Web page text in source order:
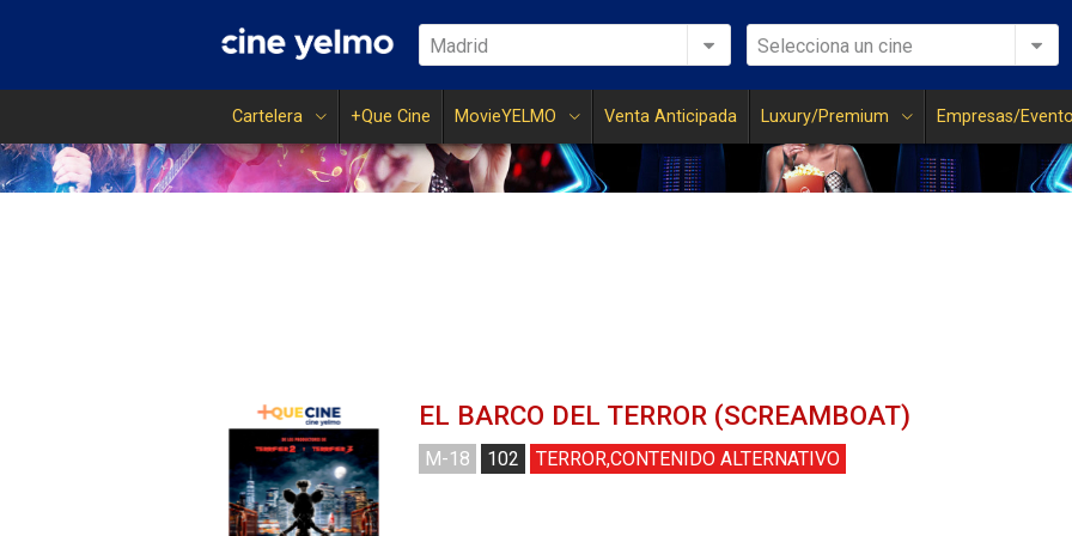
Madrid Selecciona un cine
Cartelera +Que Cine MovieYELMO Venta Anticipada Luxury/Premium Empresas/
EL BARCO DEL TERROR (SCREAMBOAT)
M-18 102 TERROR,CONTENIDO ALTERNATIVO